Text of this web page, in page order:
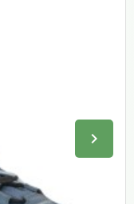
keyboard_arrow_right